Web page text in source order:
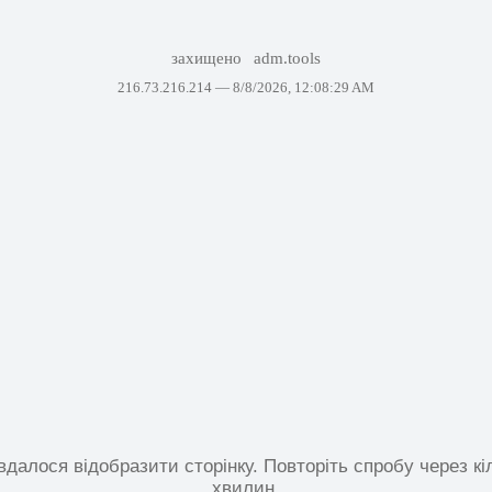
захищено adm.tools
216.73.216.214 — 8/8/2026, 12:08:29 AM
відобразити сторінку. Повторіть спробу через